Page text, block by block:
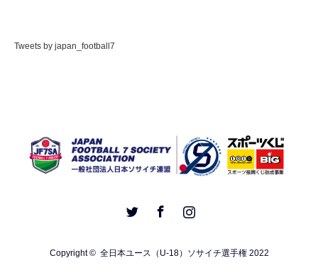
Tweets by japan_football7
Copyright © 全日本ユース（U-18）ソサイチ選手権 2022